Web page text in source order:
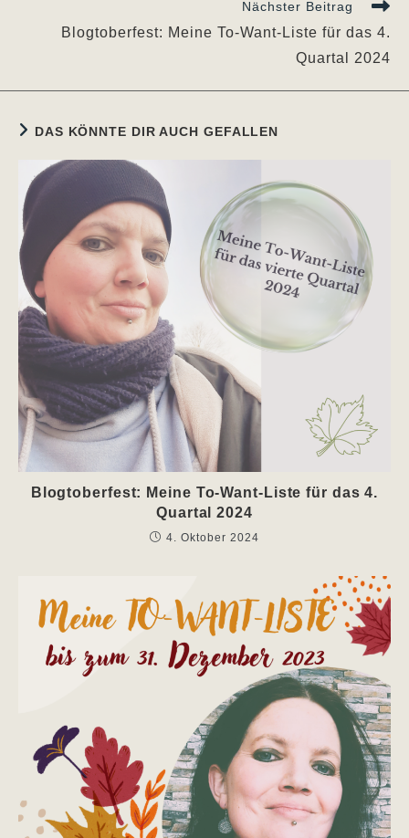
Nächster Beitrag
Blogtoberfest: Meine To-Want-Liste für das 4.
Quartal 2024
DAS KÖNNTE DIR AUCH GEFALLEN
Blogtoberfest: Meine To-Want-Liste für das 4.
Quartal 2024
4. Oktober 2024